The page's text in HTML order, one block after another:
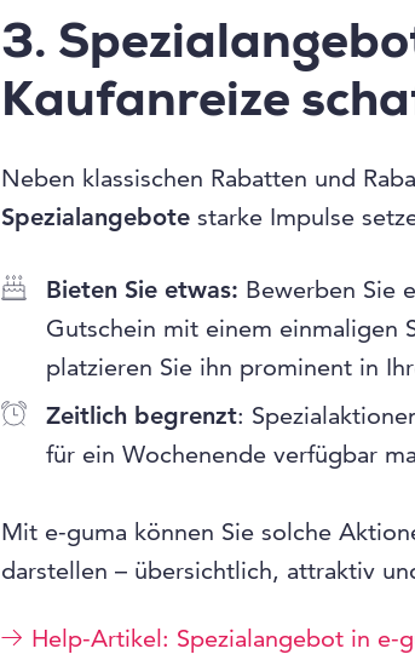
3.
Kaufanreize
Neben klassischen Rabatten und
Spezialangebotestarke Impulse
Bieten Sie etwas: Bewerben Sie
Gutschein mit einem einmaligen
platzieren Sie ihn prominent in
Zeitlich begrenzt:
für ein Wochenende verfügbar
Mit e-guma können Sie solche
darstellen – übersichtlich, attraktiv
Help-Artikel: Spezialangebot in e-